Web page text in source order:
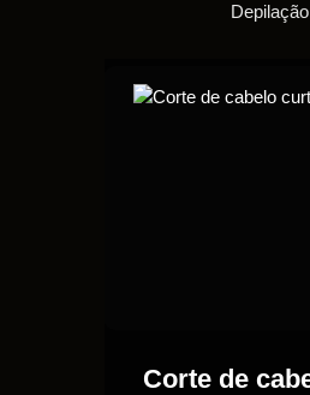
Depilação
Manicure